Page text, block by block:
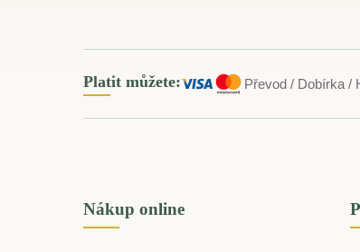
Platit můžete: Převod / Dobírka /
Nákup online